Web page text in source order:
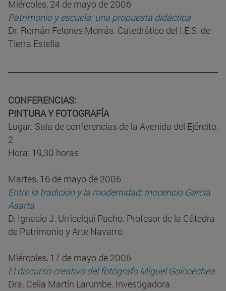
Miércoles, 24 de mayo de 2006
Patrimonio y escuela: una propuesta didáctica
Dr. Román Felones Morrás. Catedrático del I.E.S. de
Tierra Estella
CONFERENCIAS:
PINTURA Y FOTOGRAFÍA
Lugar: Sala de conferencias de la Avenida del Ejército,
2
Hora: 19,30 horas
Martes, 16 de mayo de 2006
Entre la tradición y la modernidad: Inocencio García
Asarta
D. Ignacio J. Urricelqui Pacho. Profesor de la Cátedra
de Patrimonio y Arte Navarro
Miércoles, 17 de mayo de 2006
El discurso creativo del fotógrafo Miguel Goicoechea
Dra. Celia Martín Larumbe. Investigadora